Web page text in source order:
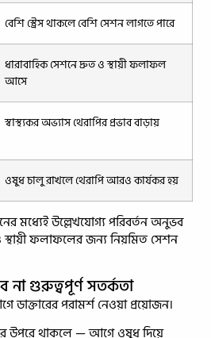
বেশি স্ট্রেস থাকলে বেশি সেশন লাগতে পারে
ধারাবাহিক সেশনে দ্রুত ও স্থায়ী ফলাফল
আসে
স্বাস্থ্যকর অভ্যাস থেরাপির প্রভাব বাড়ায়
ওষুধ চালু রাখলে থেরাপি আরও কার্যকর হয়
মধ্যেই উল্লেখযোগ্য পরিবর্তন অনুভব
স্থায়ী ফলাফলের জন্য নিয়মিত সেশন
না গুরুত্বপূর্ণ সতর্কতা
পরামর্শ নেওয়া প্রয়োজন।
উপরে থাকলে — আগে ওষুধ দিয়ে